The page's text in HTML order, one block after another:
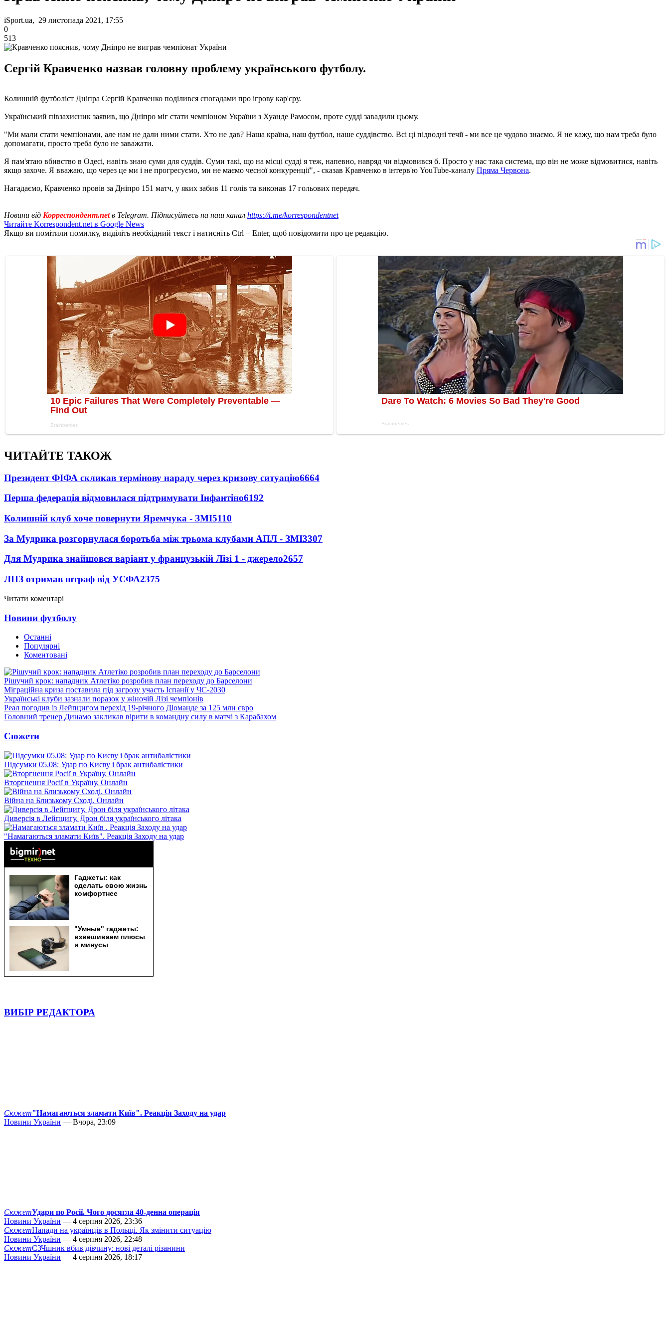
iSport.ua, 29 листопада 2021, 17:55
0
513
Сергій Кравченко назвав головну проблему українського футболу.
Колишній футболіст Дніпра Сергій Кравченко поділився спогадами про ігрову кар'єру.
Український півзахисник заявив, що Дніпро міг стати чемпіоном України з Хуанде Рамосом, проте судді завадили цьому.
"Ми мали стати чемпіонами, але нам не дали ними стати. Хто не дав? Наша країна, наш футбол, наше суддівство. Всі ці підводні течії - ми все це чудово знаємо. Я не кажу, що нам треба було
допомагати, просто треба було не заважати.
Я пам'ятаю вбивство в Одесі, навіть знаю суми для суддів. Суми такі, що на місці судді я теж, напевно, навряд чи відмовився б. Просто у нас така система, що він не може відмовитися, навіть
якщо захоче. Я вважаю, що через це ми і не прогресуємо, ми не маємо чесної конкуренції", - сказав Кравченко в інтерв'ю YouTube-каналу Пряма Червона.
Нагадаємо, Кравченко провів за Дніпро 151 матч, у яких забив 11 голів та виконав 17 гольових передач.
Новини від Корреспондент.netв Telegram. Підписуйтесь на наш канал https://t.me/korrespondentnet
Читайте Korrespondent.net в Google News
Якщо ви помітили помилку, виділіть необхідний текст і натисніть Ctrl + Enter, щоб повідомити про це редакцію.
ЧИТАЙТЕ ТАКОЖ
Президент ФІФА скликав термінову нараду через кризову ситуацію6664
Перша федерація відмовилася підтримувати Інфантіно6192
Колишній клуб хоче повернути Яремчука - ЗМІ5110
За Мудрика розгорнулася боротьба між трьома клубами АПЛ - ЗМІ3307
Для Мудрика знайшовся варіант у французькій Лізі 1 - джерело2657
ЛНЗ отримав штраф від УЄФА2375
Читати коментарі
Новини футболу
Останні
Популярні
Коментовані
Рішучий крок: нападник Атлетіко розробив план переходу до Барселони
Міграційна криза поставила під загрозу участь Іспанії у ЧС-2030
Українські клуби зазнали поразок у жіночій Лізі чемпіонів
Реал погодив із Лейпцигом перехід 19-річного Діоманде за 125 млн євро
Головний тренер Динамо закликав вірити в командну силу в матчі з Карабахом
Сюжети
Підсумки 05.08: Удар по Києву і брак антибалістики
Вторгнення Росії в Україну. Онлайн
Війна на Близькому Сході. Онлайн
Диверсія в Лейпцигу. Дрон біля українського літака
"Намагаються зламати Київ". Реакція Заходу на удар
ВИБІР РЕДАКТОРА
Сюжет"Намагаються зламати Київ". Реакція Заходу на удар
Новини України — Вчора, 23:09
СюжетУдари по Росії. Чого досягла 40-денна операція
Новини України — 4 серпня 2026, 23:36
СюжетНапади на українців в Польщі. Як змінити ситуацію
Новини України — 4 серпня 2026, 22:48
СюжетСЗЧшник вбив дівчину: нові деталі різанини
Новини України — 4 серпня 2026, 18:17